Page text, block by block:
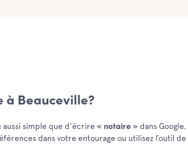
à Beauceville?
simple que d'écrire « notaire » dans Google.
dans votre entourage ou utilisez l’outil de